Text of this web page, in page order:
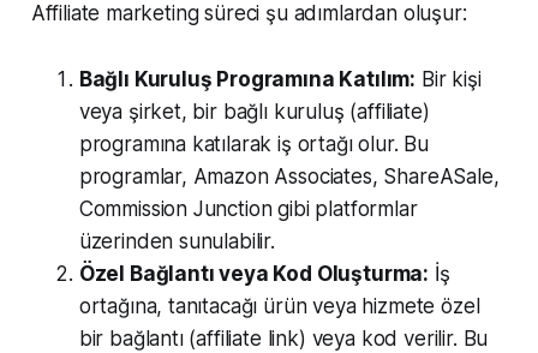
Affiliate marketing süreci şu adımlardan oluşur:
Bağlı Kuruluş Programına Katılım: Bir kişi
veya şirket, bir bağlı kuruluş (affiliate)
programına katılarak iş ortağı olur. Bu
programlar, Amazon Associates, ShareASale,
Commission Junction gibi platformlar
üzerinden sunulabilir.
Özel Bağlantı veya Kod Oluşturma: İş
ortağına, tanıtacağı ürün veya hizmete özel
bir bağlantı (affiliate link) veya kod verilir. Bu